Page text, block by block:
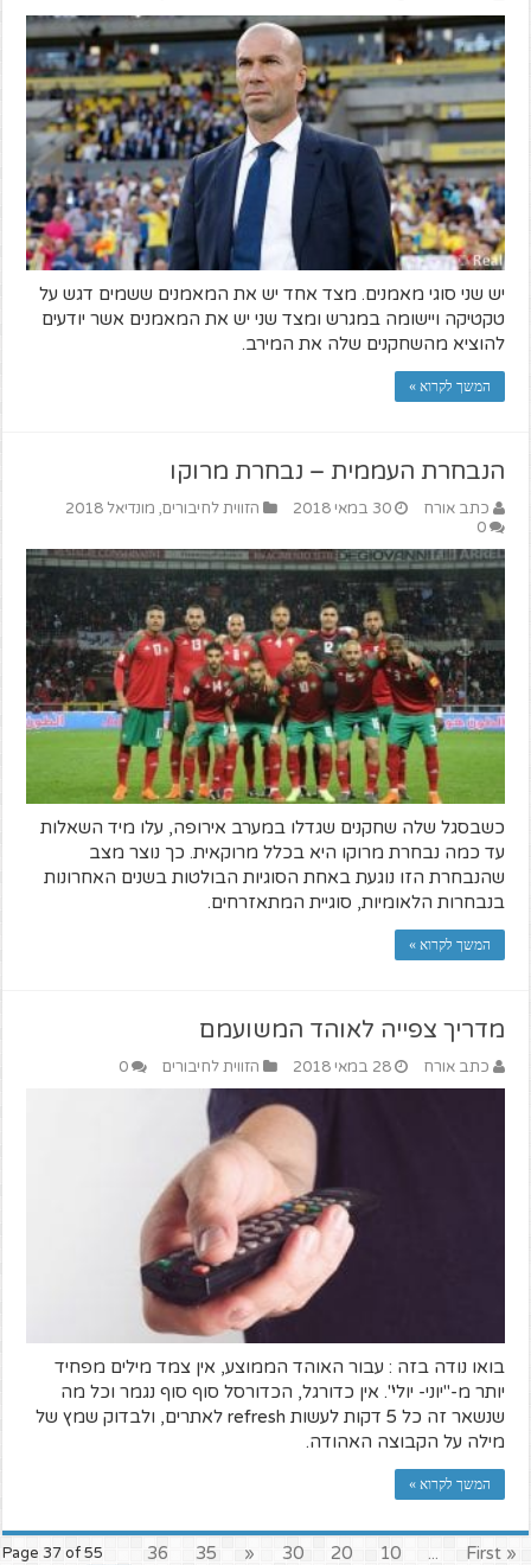
יש שני סוגי מאמנים. מצד אחד יש את המאמנים ששמים דגש על
טקטיקה ויישומה במגרש ומצד שני יש את המאמנים אשר יודעים
להוציא מהשחקנים שלה את המירב.
המשך לקרוא »
הנבחרת העממית – נבחרת מרוקו
כתב אורח 30 במאי 2018 הזווית לחיבורים, מונדיאל 2018
0
כשבסגל שלה שחקנים שגדלו במערב אירופה, עלו מיד השאלות
עד כמה נבחרת מרוקו היא בכלל מרוקאית. כך נוצר מצב
שהנבחרת הזו נוגעת באחת הסוגיות הבולטות בשנים האחרונות
בנבחרות הלאומיות, סוגיית המתאזרחים.
המשך לקרוא »
מדריך צפייה לאוהד המשועמם
כתב אורח 28 במאי 2018 הזווית לחיבורים 0
בואו נודה בזה : עבור האוהד הממוצע, אין צמד מילים מפחיד
יותר מ-"יוני- יולי". אין כדורגל, הכדורסל סוף סוף נגמר וכל מה
שנשאר זה כל 5 דקות לעשות refresh לאתרים, ולבדוק שמץ של
מילה על הקבוצה האהודה.
המשך לקרוא »
Page 37 of 55 « First
...
10
20
30
«
35
36